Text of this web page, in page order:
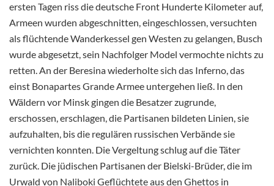
ersten Tagen riss die deutsche Front Hunderte Kilometer auf,
Armeen wurden abgeschnitten, eingeschlossen, versuchten
als flüchtende Wanderkessel gen Westen zu gelangen, Busch
wurde abgesetzt, sein Nachfolger Model vermochte nichts zu
retten. An der Beresina wiederholte sich das Inferno, das
einst Bonapartes Grande Armee untergehen ließ. In den
Wäldern vor Minsk gingen die Besatzer zugrunde,
erschossen, erschlagen, die Partisanen bildeten Linien, sie
aufzuhalten, bis die regulären russischen Verbände sie
vernichten konnten. Die Vergeltung schlug auf die Täter
zurück. Die jüdischen Partisanen der Bielski-Brüder, die im
Urwald von Naliboki Geflüchtete aus den Ghettos in